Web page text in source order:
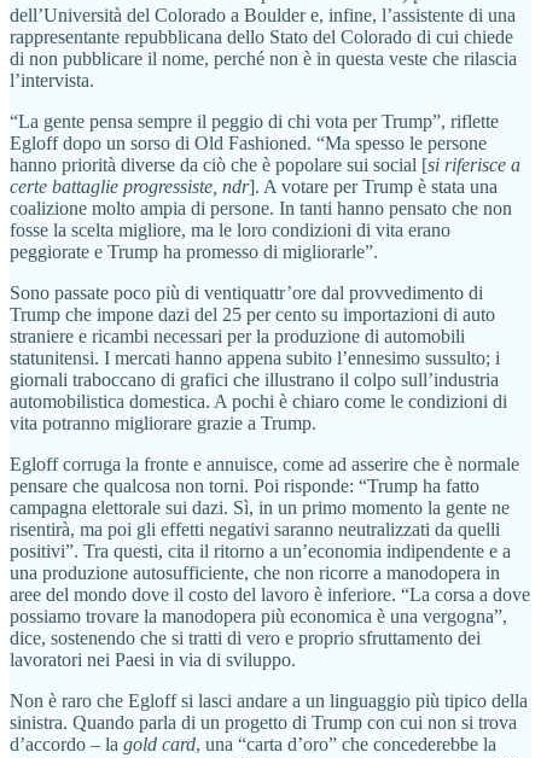
dell’Università del Colorado a Boulder e, infine, l’assistente di una
rappresentante repubblicana dello Stato del Colorado di cui chiede
di non pubblicare il nome, perché non è in questa veste che rilascia
l’intervista.
“La gente pensa sempre il peggio di chi vota per Trump”, riflette
Egloff dopo un sorso di Old Fashioned. “Ma spesso le persone
hanno priorità diverse da ciò che è popolare sui social [si riferisce a
certe battaglie progressiste, ndr]. A votare per Trump è stata una
coalizione molto ampia di persone. In tanti hanno pensato che non
fosse la scelta migliore, ma le loro condizioni di vita erano
peggiorate e Trump ha promesso di migliorarle”.
Sono passate poco più di ventiquattr’ore dal provvedimento di
Trump che impone dazi del 25 per cento su importazioni di auto
straniere e ricambi necessari per la produzione di automobili
statunitensi. I mercati hanno appena subito l’ennesimo sussulto; i
giornali traboccano di grafici che illustrano il colpo sull’industria
automobilistica domestica. A pochi è chiaro come le condizioni di
vita potranno migliorare grazie a Trump.
Egloff corruga la fronte e annuisce, come ad asserire che è normale
pensare che qualcosa non torni. Poi risponde: “Trump ha fatto
campagna elettorale sui dazi. Sì, in un primo momento la gente ne
risentirà, ma poi gli effetti negativi saranno neutralizzati da quelli
positivi”. Tra questi, cita il ritorno a un’economia indipendente e a
una produzione autosufficiente, che non ricorre a manodopera in
aree del mondo dove il costo del lavoro è inferiore. “La corsa a dove
possiamo trovare la manodopera più economica è una vergogna”,
dice, sostenendo che si tratti di vero e proprio sfruttamento dei
lavoratori nei Paesi in via di sviluppo.
Non è raro che Egloff si lasci andare a un linguaggio più tipico della
sinistra. Quando parla di un progetto di Trump con cui non si trova
d’accordo – la gold card, una “carta d’oro” che concederebbe la